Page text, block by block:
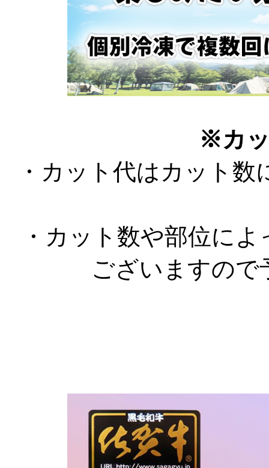
※カ
・カット代はカット数
・カット数や部位に
ございますので